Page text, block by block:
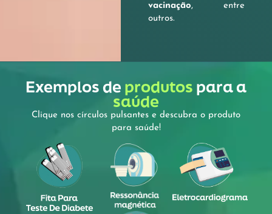
vacinação, entre
outros.
Exemplos de produtos para a
saúde
Clique nos círculos pulsantes e descubra o produto
para saúde!